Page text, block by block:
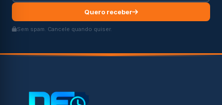
Quero receber
Sem spam. Cancele quando quiser.